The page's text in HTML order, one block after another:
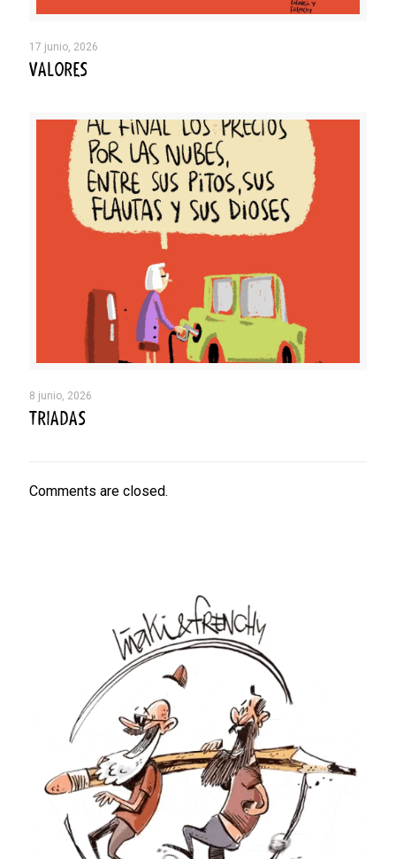
17 junio, 2026
VALORES
8 junio, 2026
TRIADAS
Comments are closed.